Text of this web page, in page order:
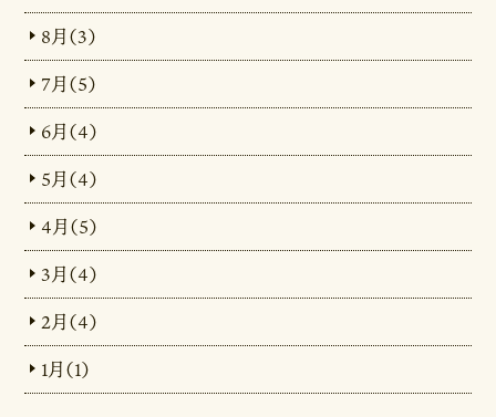
8月（3）
7月（5）
6月（4）
5月（4）
4月（5）
3月（4）
2月（4）
1月（1）